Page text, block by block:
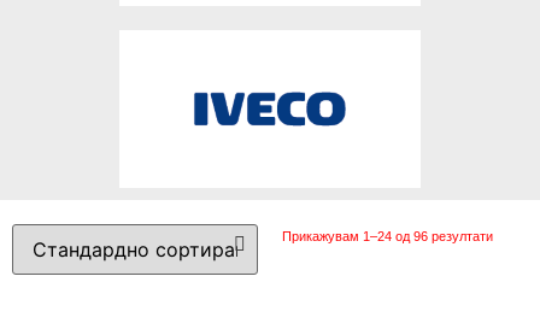
Прикажувам 1–24 од 96 резултати